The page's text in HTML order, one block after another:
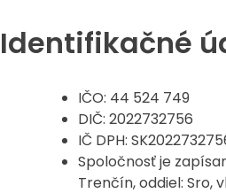
Identifikačné
IČO: 44 524 749
DIČ: 2022732756
IČ DPH:
Spoločnosť je
Trenčín, oddiel: Sro,